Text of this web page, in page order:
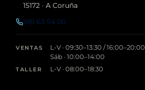
15172 · A Coruña
981 63 54 00
VENTAS
L-V · 09:30–13:30 / 16:00–20:00
Sáb · 10:00–14:00
TALLER L-V · 08:00–18:30